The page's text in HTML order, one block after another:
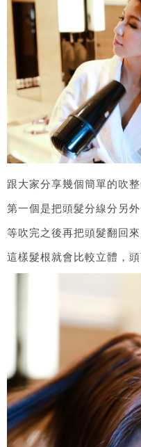
跟大家分享幾個簡單的吹整
第一個是把頭髮分線分另
等吹完之後再把頭髮翻回
這樣髮根就會比較立體，